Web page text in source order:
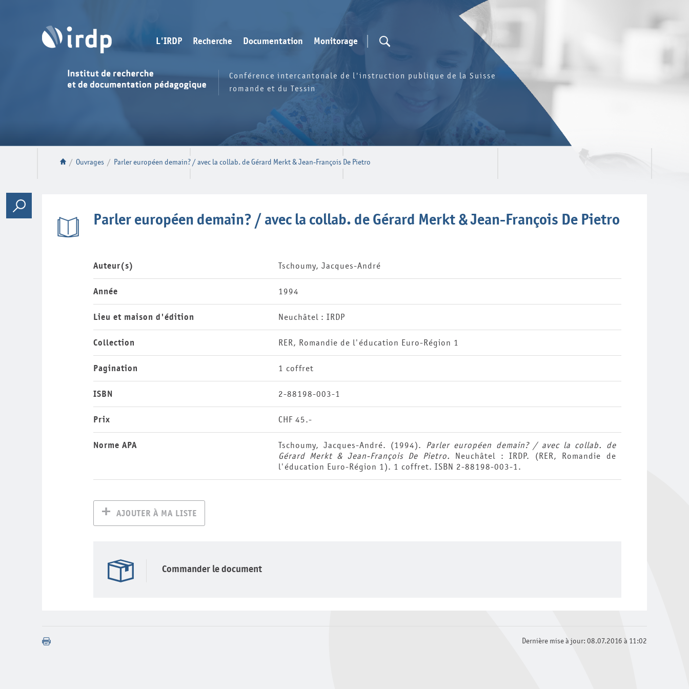
L'IRDP Recherche Documentation Monitorage
Conférence intercantonale de l'instruction publique de la Suisse
romande et du Tessin
/ Ouvrages / Parler européen demain? / avec la collab. de Gérard Merkt & Jean-François De Pietro
Parler européen demain? / avec la collab. de Gérard Merkt & Jean-François De Pietro
Auteur(s) Tschoumy, Jacques-André
Année 1994
Lieu et maison d'édition Neuchâtel : IRDP
Collection RER, Romandie de l'éducation Euro-Région 1
Pagination 1 coffret
ISBN 2-88198-003-1
Prix CHF 45.-
Norme APA Tschoumy, Jacques-André. (1994).
Parler européen demain? / avec la collab. de
Gérard Merkt & Jean-François De Pietro.
Neuchâtel : IRDP. (RER, Romandie de
l'éducation Euro-Région 1). 1 coffret. ISBN 2-88198-003-1.
AJOUTER À MA LISTE
Commander le document
Dernière mise à jour: 08.07.2016 à 11:02